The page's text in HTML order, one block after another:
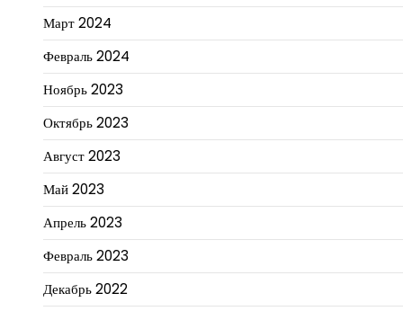
Март 2024
Февраль 2024
Ноябрь 2023
Октябрь 2023
Август 2023
Май 2023
Апрель 2023
Февраль 2023
Декабрь 2022